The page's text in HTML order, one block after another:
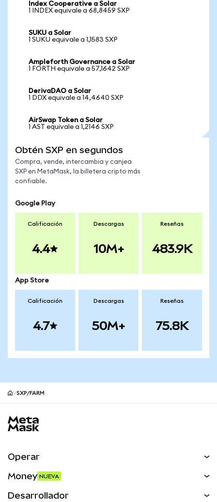
Index Cooperative a Solar
1 INDEX equivale a 68,8459 SXP
SUKU a Solar
1 SUKU equivale a 1,1583 SXP
Ampleforth Governance a Solar
1 FORTH equivale a 57,1642 SXP
DerivaDAO a Solar
1 DDX equivale a 14,4640 SXP
AirSwap Token a Solar
1 AST equivale a 1,2146 SXP
Obtén SXP en segundos
Compra, vende, intercambia y canjea
SXP en MetaMask, la billetera cripto más
confiable.
Google Play
Calificación
4.4
Descargas
10M+
Reseñas
483.9K
App Store
Calificación
4.7
Descargas
50M+
Reseñas
75.8K
SXP/FARM
Operar
Money NUEVA
Desarrollador